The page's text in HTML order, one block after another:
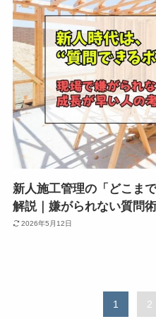
新人施工管理の「どこま
解説｜嫌がられない質問
2026年5月12日
1 2